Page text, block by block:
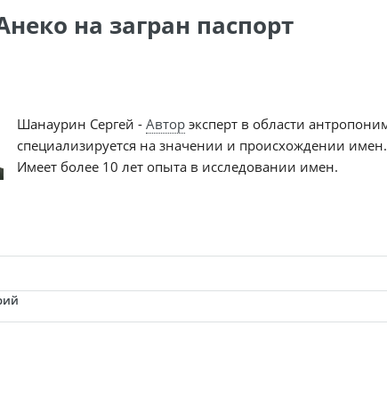
на загран паспорт
Шанаурин Сергей - Авторэксперт в области
специализируется на значении и происхождении имен.
Имеет более 10 лет опыта в исследовании имен.